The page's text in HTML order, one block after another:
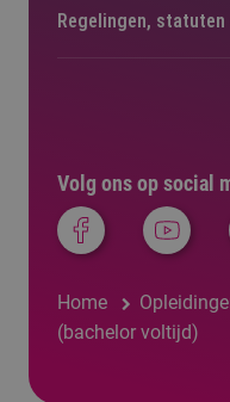
Volg ons op social
Home
(bachelor voltijd)
Regelingen,